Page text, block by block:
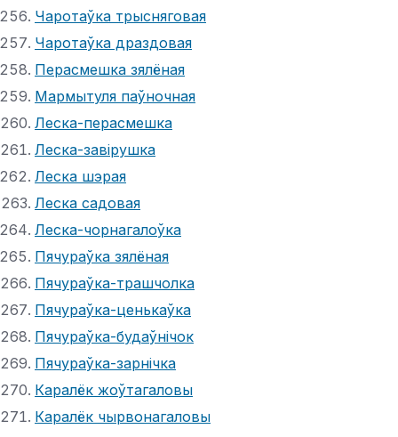
Чаротаўка трысняговая
Чаротаўка драздовая
Перасмешка зялёная
Мармытуля паўночная
Леска-перасмешка
Леска-завірушка
Леска шэрая
Леска садовая
Леска-чорнагалоўка
Пячураўка зялёная
Пячураўка-трашчолка
Пячураўка-ценькаўка
Пячураўка-будаўнічок
Пячураўка-зарнічка
Каралёк жоўтагаловы
Каралёк чырвонагаловы